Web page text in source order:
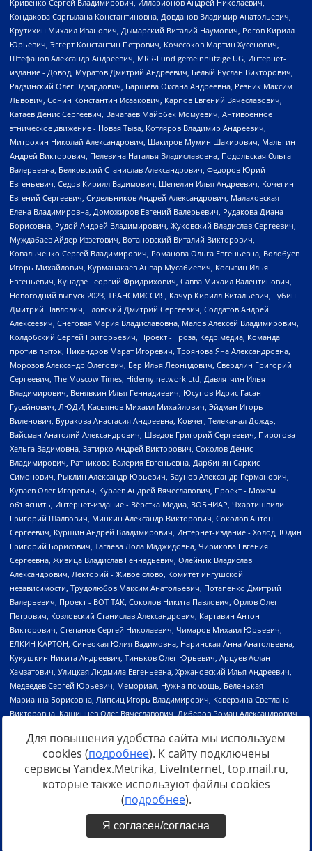
Источник:https://minjust.gov.ru/uploaded/files/reestr-
inostrannyih-agentov-22-03-2024.pdfданные на22.03.2024
Для повышения удобства сайта мы используем
cookies (подробнее). К сайту подключены
сервисы Yandex.Metrika, LiveInternet, top.mail.ru,
которые также используют файлы cookies
(подробнее).
Я согласен/согласна